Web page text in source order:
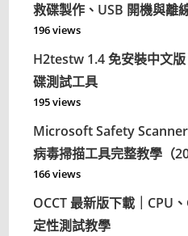
救碟製作、USB 開機與離
196 views
H2testw 1.4 免安裝中文
碟測試工具
195 views
Microsoft Safety
病毒掃描工具完整教學（
166 views
OCCT 最新版下載｜CPU
定性測試教學